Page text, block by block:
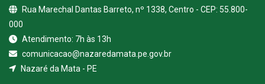
Rua Marechal Dantas Barreto, nº 1338, Centro - CEP: 55.800-
000
Atendimento: 7h às 13h
comunicacao@nazaredamata.pe.gov.br
Nazaré da Mata - PE